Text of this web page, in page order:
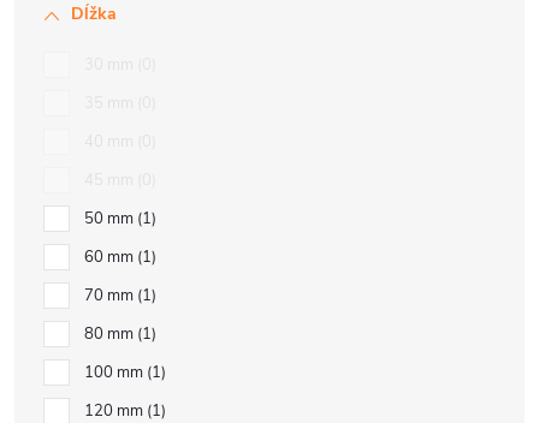
Dĺžka
50 mm 1
60 mm 1
70 mm 1
80 mm 1
100 mm 1
120 mm 1